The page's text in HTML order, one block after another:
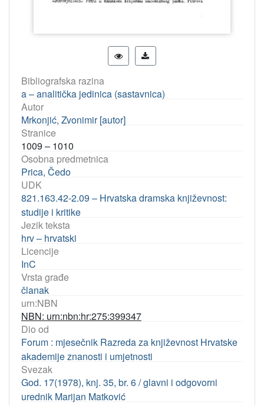
Bibliografska razina
a – analitička jedinica (sastavnica)
Autor
Mrkonjić, Zvonimir [autor]
Stranice
1009 – 1010
Osobna predmetnica
Prica, Čedo
UDK
821.163.42-2.09 – Hrvatska dramska književnost:
studije i kritike
Jezik teksta
hrv – hrvatski
Licencije
InC
Vrsta građe
članak
urn:NBN
NBN: urn:nbn:hr:275:399347
Dio od
Forum : mjesečnik Razreda za književnost Hrvatske
akademije znanosti i umjetnosti
Svezak
God. 17(1978), knj. 35, br. 6 / glavni i odgovorni
urednik Marijan Matković